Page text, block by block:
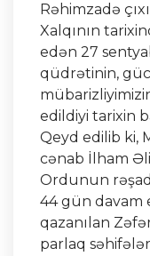
Rəhimzadə
Xalqının
edən 27
qüdrətinin,
edildiyi tarixin
Qeyd edilib ki,
cənab İlham
Ordunun
44 gün davam
qazanılan
parlaq